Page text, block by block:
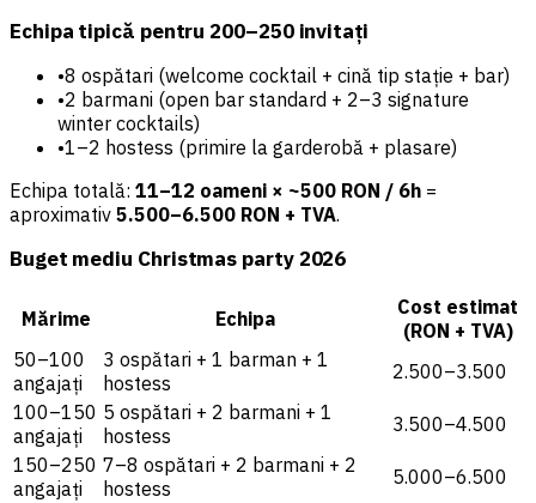
Echipa tipică pentru 200–250 invitați
•8 ospătari (welcome cocktail + cină tip stație + bar)
•2 barmani (open bar standard + 2–3 signature
winter cocktails)
•1–2 hostess (primire la garderobă + plasare)
Echipa totală: 11–12 oameni × ~500 RON / 6h =
aproximativ 5.500–6.500 RON + TVA.
Buget mediu Christmas party 2026
Mărime Echipa
Cost estimat
(RON + TVA)
50–100
angajați
3 ospătari + 1 barman + 1
hostess
2.500–3.500
100–150
angajați
5 ospătari + 2 barmani + 1
hostess
3.500–4.500
150–250
angajați
7–8 ospătari + 2 barmani + 2
hostess
5.000–6.500